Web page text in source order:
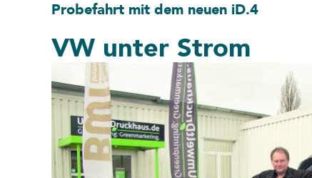
Probefahrt mit dem neuen iD.4
VW unter Strom